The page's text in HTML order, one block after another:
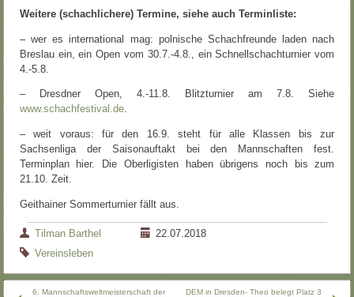
Weitere (schachlichere) Termine, siehe auch Terminliste:
– wer es international mag: polnische Schachfreunde laden nach
Breslau ein, ein Open vom 30.7.-4.8., ein Schnellschachturnier vom
4.-5.8.
– Dresdner Open, 4.-11.8. Blitzturnier am 7.8. Siehe
www.schachfestival.de.
– weit voraus: für den 16.9. steht für alle Klassen bis zur
Sachsenliga der Saisonauftakt bei den Mannschaften fest.
Terminplan hier. Die Oberligisten haben übrigens noch bis zum
21.10. Zeit.
Geithainer Sommerturnier fällt aus.
Tilman Barthel
22.07.2018
Vereinsleben
6. Mannschaftsweltmeisterschaft der
DEM in Dresden- Theo belegt Platz 3